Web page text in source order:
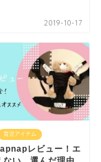
2019-10-17
育児アイテム
レビュー！エ